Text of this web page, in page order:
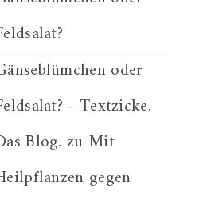
oder
- Textzicke.
Blog. zu Mit
gegen